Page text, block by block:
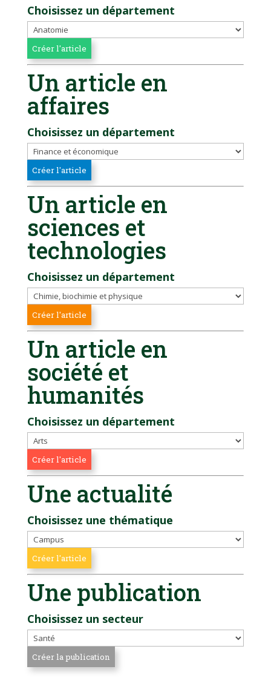
Choisissez un département
Un article en
affaires
Choisissez un département
Un article en
sciences et
technologies
Choisissez un département
Un article en
société et
humanités
Choisissez un département
Une actualité
Choisissez une thématique
Une publication
Choisissez un secteur